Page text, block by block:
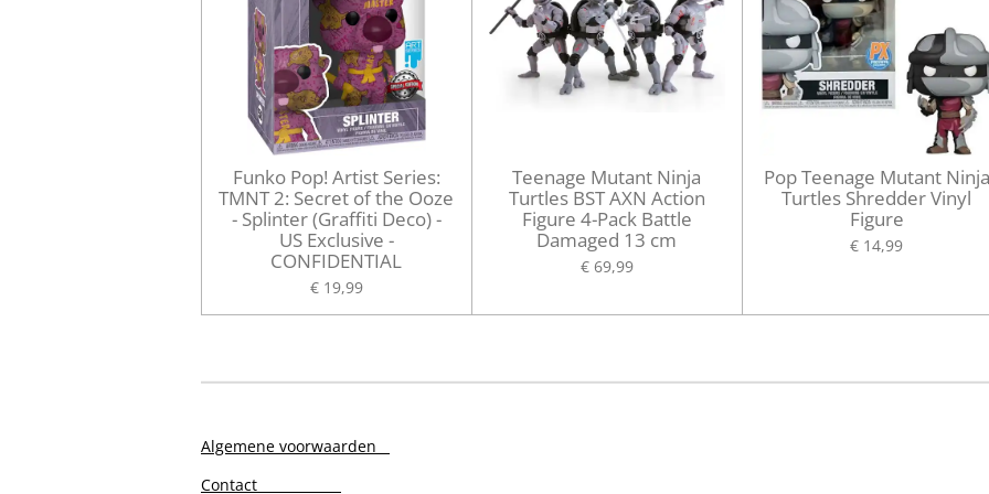
Funko Pop! Artist Series:
TMNT 2: Secret of the Ooze
- Splinter (Graffiti Deco) -
US Exclusive -
CONFIDENTIAL
€ 19,99
Teenage Mutant Ninja
Turtles BST AXN Action
Figure 4-Pack Battle
Damaged 13 cm
€ 69,99
Pop Teenage Mutant Ninja
Turtles Shredder Vinyl
Figure
€ 14,99
Algemene voorwaarden
Contact